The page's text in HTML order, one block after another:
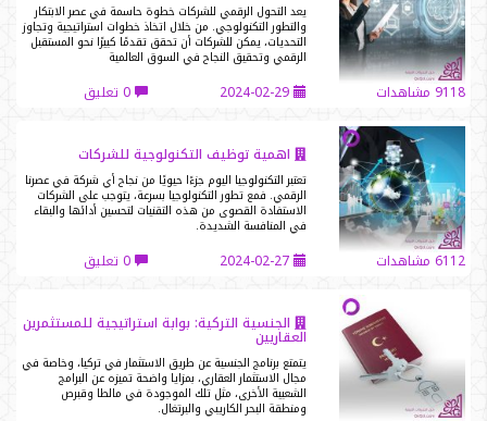
يعد التحول الرقمي للشركات خطوة حاسمة في عصر الابتكار
والتطور التكنولوجي. من خلال اتخاذ خطوات استراتيجية وتجاوز
التحديات، يمكن للشركات أن تحقق تقدمًا كبيرًا نحو المستقبل
الرقمي وتحقيق النجاح في السوق العالمية
9118 مشاهدات 2024-02-29 0 تعليق
اهمية توظيف التكنولوجية للشركات
تعتبر التكنولوجيا اليوم جزءًا حيويًا من نجاح أي شركة في عصرنا
الرقمي. فمع تطور التكنولوجيا بسرعة، يتوجب على الشركات
الاستفادة القصوى من هذه التقنيات لتحسين أدائها والبقاء
في المنافسة الشديدة.
6112 مشاهدات 2024-02-27 0 تعليق
الجنسية التركية: بوابة استراتيجية للمستثمرين
العقاريين
يتمتع برنامج الجنسية عن طريق الاستثمار في تركيا، وخاصة في
مجال الاستثمار العقاري، بمزايا واضحة تميزه عن البرامج
الشعبية الأخرى، مثل تلك الموجودة في مالطا وقبرص
ومنطقة البحر الكاريبي والبرتغال.